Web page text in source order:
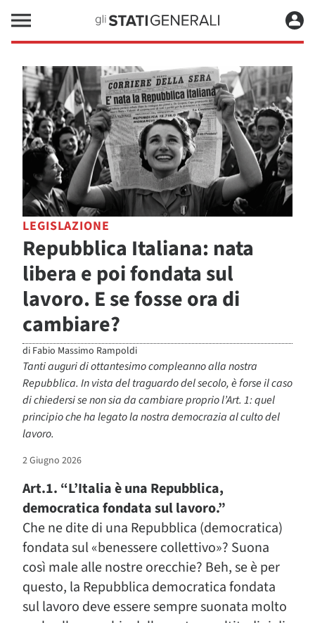
LEGISLAZIONE
Repubblica Italiana: nata
libera e poi fondata sul
lavoro. E se fosse ora di
cambiare?
di Fabio Massimo Rampoldi
Tanti auguri di ottantesimo compleanno alla nostra
Repubblica. In vista del traguardo del secolo, è forse il caso
di chiedersi se non sia da cambiare proprio l’Art. 1: quel
principio che ha legato la nostra democrazia al culto del
lavoro.
2 Giugno 2026
Art.1. “L’Italia è una Repubblica,
democratica fondata sul lavoro.”
Che ne dite di una Repubblica (democratica)
fondata sul «benessere collettivo»? Suona
così male alle nostre orecchie? Beh, se è per
questo, la Repubblica democratica fondata
sul lavoro deve essere sempre suonata molto